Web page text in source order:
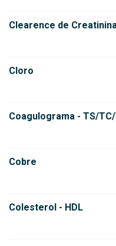
Clearence de
Cloro
Coagulograma - TS/
Cobre
Colesterol - HDL